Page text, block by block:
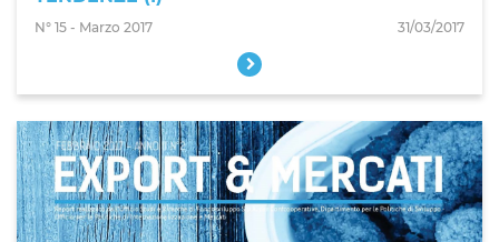
N° 15 - Marzo 2017 31/03/2017